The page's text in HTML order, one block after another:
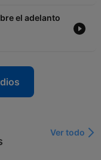
el adelanto
Ver todo